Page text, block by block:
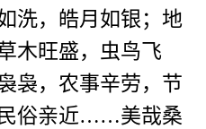
洗，皓月如银；地
木旺盛，虫鸟飞
袅，农事辛劳，节
俗亲近……美哉桑